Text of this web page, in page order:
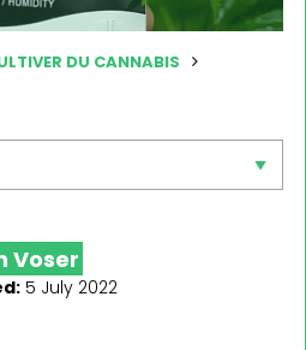
DU CANNABIS
Voser
5 July 2022